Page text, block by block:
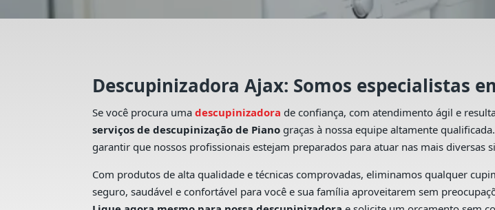
Descupinizadora Ajax: Somos especialistas
Se você procura umadescupinizadora de confiança, com atendimento ágil e
serviços de descupinização de Piano graças à nossa equipe altamente
garantir que nossos profissionais estejam preparados para atuar nas mais diversas
Com produtos de alta qualidade e técnicas comprovadas, eliminamos qualquer
seguro, saudável e confortável para você e sua família aproveitarem sem